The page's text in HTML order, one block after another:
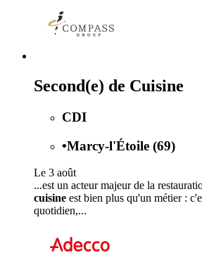
Second(e) de Cuisine
CDI
•Marcy-l'Étoile (69)
Le 3 août
...est un acteur majeur de la
cuisine est bien plus qu'un métier :
quotidien,...